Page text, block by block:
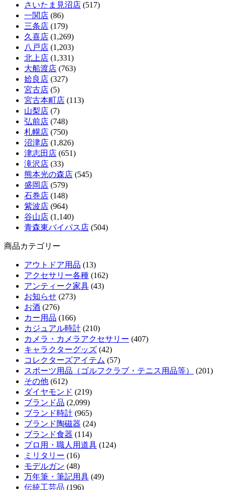
さいたま見沼店 (517)
一関店 (86)
三条店 (179)
久喜店 (1,269)
八戸店 (1,203)
北上店 (1,331)
大船渡店 (763)
姶良店 (327)
宮古店 (5)
宮古本町店 (113)
山梨店 (7)
弘前店 (748)
札幌店 (750)
沼津店 (1,826)
津志田店 (651)
滝沢店 (33)
熊本光の森店 (545)
盛岡店 (579)
石巻店 (148)
紫波店 (964)
谷山店 (1,140)
青森東バイパス店 (504)
商品カテゴリー
アウトドア用品 (13)
アクセサリー各種 (162)
アンティーク家具 (43)
お知らせ (273)
お酒 (276)
カー用品 (166)
カジュアル時計 (210)
カメラ・カメラアクセサリー (407)
キャラクターグッズ (42)
コレクターズアイテム (57)
スポーツ用品（ゴルフクラブ・テニス用品等）
(201)
その他 (612)
ダイヤモンド (219)
ブランド品 (2,099)
ブランド時計 (965)
ブランド陶磁器 (24)
ブランド食器 (114)
プロ用・職人用道具 (124)
ミリタリー (16)
モデルガン (48)
万年筆・筆記用具 (49)
伝統工芸品 (196)